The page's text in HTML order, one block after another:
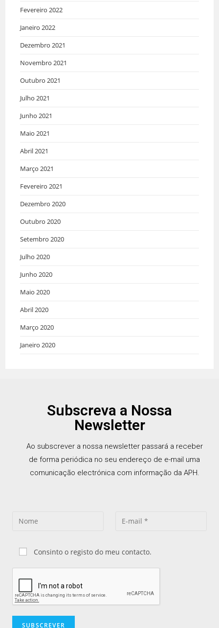
Fevereiro 2022
Janeiro 2022
Dezembro 2021
Novembro 2021
Outubro 2021
Julho 2021
Junho 2021
Maio 2021
Abril 2021
Março 2021
Fevereiro 2021
Dezembro 2020
Outubro 2020
Setembro 2020
Julho 2020
Junho 2020
Maio 2020
Abril 2020
Março 2020
Janeiro 2020
Subscreva a Nossa
Newsletter
Ao subscrever a nossa newsletter passará a receber
de forma periódica no seu endereço de e-mail uma
comunicação electrónica com informação da APH.
Consinto o registo do meu contacto.